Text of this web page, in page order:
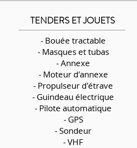
TENDERS ET JOUETS
- Bouée tractable
- Masques et tubas
- Annexe
- Moteur d'annexe
- Propulseur d'étrave
- Guindeau électrique
- Pilote automatique
- GPS
- Sondeur
- VHF